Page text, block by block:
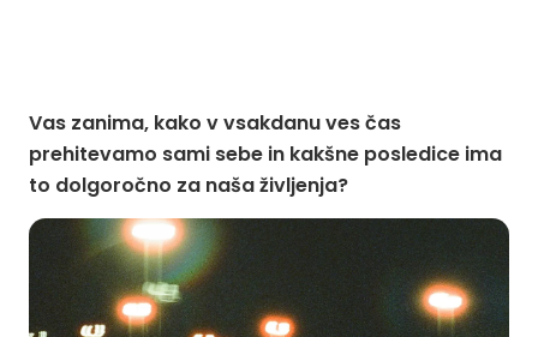
Vas zanima, kako v vsakdanu ves čas
prehitevamo sami sebe in kakšne posledice ima
to dolgoročno za naša življenja?